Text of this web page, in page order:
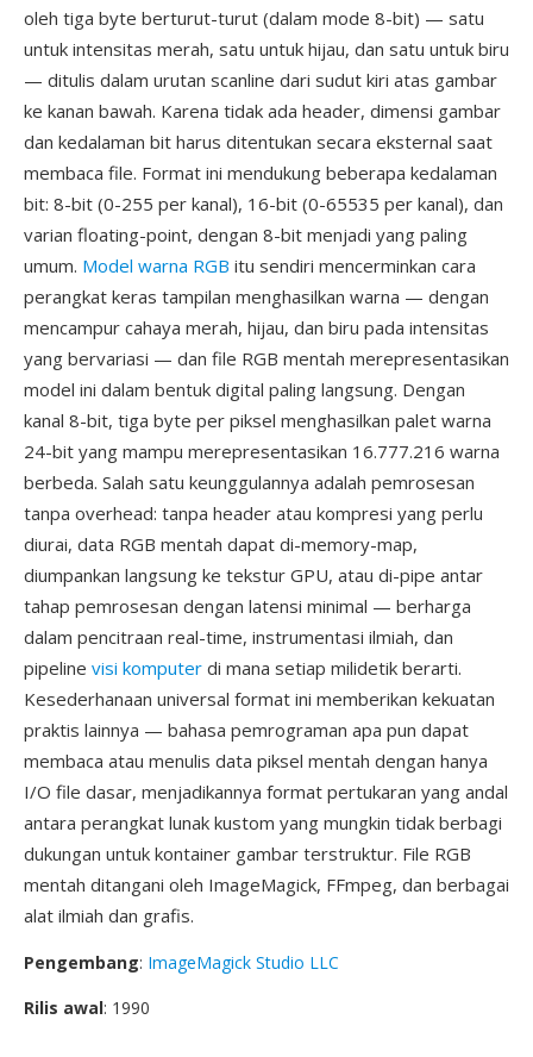
oleh tiga byte berturut-turut (dalam mode 8-bit) — satu
untuk intensitas merah, satu untuk hijau, dan satu untuk biru
— ditulis dalam urutan scanline dari sudut kiri atas gambar
ke kanan bawah. Karena tidak ada header, dimensi gambar
dan kedalaman bit harus ditentukan secara eksternal saat
membaca file. Format ini mendukung beberapa kedalaman
bit: 8-bit (0-255 per kanal), 16-bit (0-65535 per kanal), dan
varian floating-point, dengan 8-bit menjadi yang paling
umum. Model warna RGB itu sendiri mencerminkan cara
perangkat keras tampilan menghasilkan warna — dengan
mencampur cahaya merah, hijau, dan biru pada intensitas
yang bervariasi — dan file RGB mentah merepresentasikan
model ini dalam bentuk digital paling langsung. Dengan
kanal 8-bit, tiga byte per piksel menghasilkan palet warna
24-bit yang mampu merepresentasikan 16.777.216 warna
berbeda. Salah satu keunggulannya adalah pemrosesan
tanpa overhead: tanpa header atau kompresi yang perlu
diurai, data RGB mentah dapat di-memory-map,
diumpankan langsung ke tekstur GPU, atau di-pipe antar
tahap pemrosesan dengan latensi minimal — berharga
dalam pencitraan real-time, instrumentasi ilmiah, dan
pipeline visi komputer di mana setiap milidetik berarti.
Kesederhanaan universal format ini memberikan kekuatan
praktis lainnya — bahasa pemrograman apa pun dapat
membaca atau menulis data piksel mentah dengan hanya
I/O file dasar, menjadikannya format pertukaran yang andal
antara perangkat lunak kustom yang mungkin tidak berbagi
dukungan untuk kontainer gambar terstruktur. File RGB
mentah ditangani oleh ImageMagick, FFmpeg, dan berbagai
alat ilmiah dan grafis.
Pengembang: ImageMagick Studio LLC
Rilis awal: 1990